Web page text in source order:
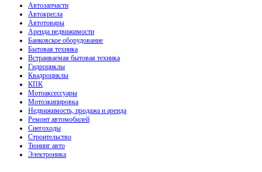
Автозапчасти
Автокресла
Автотовары
Аренда недвижимости
Банковское оборудование
Бытовая техника
Встраиваемая бытовая техника
Гидроциклы
Квадроциклы
КПК
Мотоаксессуары
Мотоэкипировка
Недвижимость, продажа и аренда
Ремонт автомобилей
Снегоходы
Строительство
Тюнинг авто
Электроника